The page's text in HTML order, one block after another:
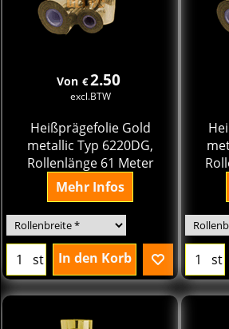
Von €2.50
excl.BTW
Heißprägefolie Gold
metallic Typ 6220DG,
Rollenlänge 61 Meter
Mehr Infos
st In den Korb st